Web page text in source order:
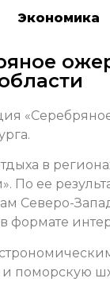
Экономика
в
По ее
Северо-
поморскую